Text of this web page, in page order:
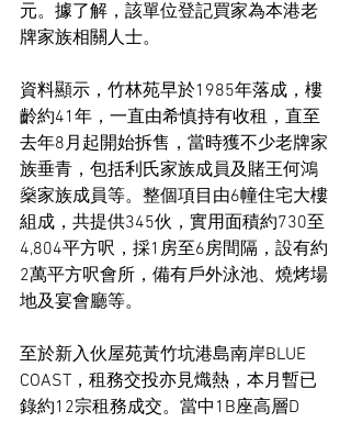
元。據了解，該單位登記買家為本港老
牌家族相關人士。
資料顯示，竹林苑早於1985年落成，樓
齡約41年，一直由希慎持有收租，直至
去年8月起開始拆售，當時獲不少老牌家
族垂青，包括利氏家族成員及賭王何鴻
燊家族成員等。整個項目由6幢住宅大樓
組成，共提供345伙，實用面積約730至
4,804平方呎，採1房至6房間隔，設有約
2萬平方呎會所，備有戶外泳池、燒烤場
地及宴會廳等。
至於新入伙屋苑黃竹坑港島南岸BLUE
COAST，租務交投亦見熾熱，本月暫已
錄約12宗租務成交。當中1B座高層D